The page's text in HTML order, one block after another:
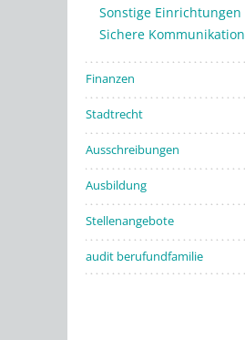
Sonstige Einrichtungen
Sichere Kommunikation
Finanzen
Stadtrecht
Ausschreibungen
Ausbildung
Stellenangebote
audit berufundfamilie